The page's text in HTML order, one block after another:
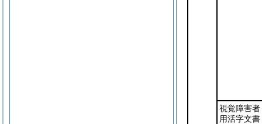
視覚障害者
用活字文書